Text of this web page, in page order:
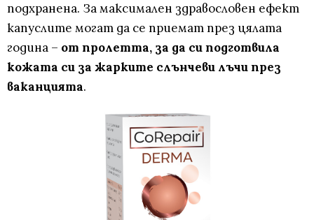
подхранена. За максимален здравословен ефект
капуслите могат да се приемат през цялата
година – от пролетта, за да си подготвила
кожата си за жарките слънчеви лъчи през
ваканцията.